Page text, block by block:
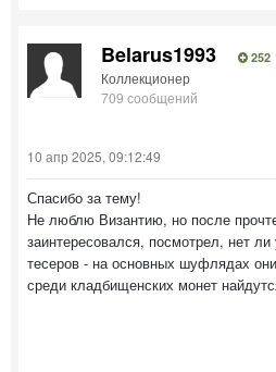
Belarus1993 252
Коллекционер
709 сообщений
10 апр 2025, 09:12:49
Спасибо за тему!
Не люблю Византию, но после
заинтересовался, посмотрел, нет ли
тесеров - на основных шуфлядах
среди кладбищенских монет